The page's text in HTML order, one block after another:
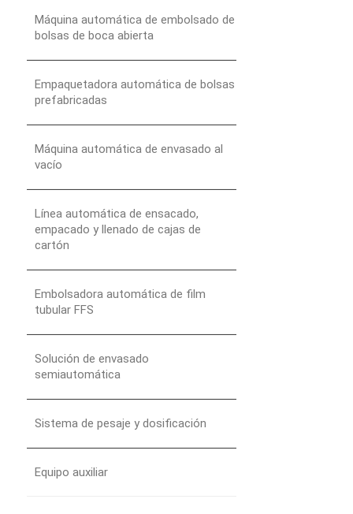
Máquina automática de embolsado de
bolsas de boca abierta
Empaquetadora automática de bolsas
prefabricadas
Máquina automática de envasado al
vacío
Línea automática de ensacado,
empacado y llenado de cajas de
cartón
Embolsadora automática de film
tubular FFS
Solución de envasado
semiautomática
Sistema de pesaje y dosificación
Equipo auxiliar